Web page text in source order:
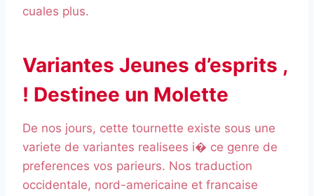
cuales plus.
Variantes Jeunes d’esprits ,
! Destinee un Molette
De nos jours, cette tournette existe sous une
variete de variantes realisees i� ce genre de
preferences vos parieurs. Nos traduction
occidentale, nord-americaine et francaise